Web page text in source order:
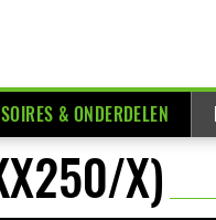
& ONDERDELEN
X)